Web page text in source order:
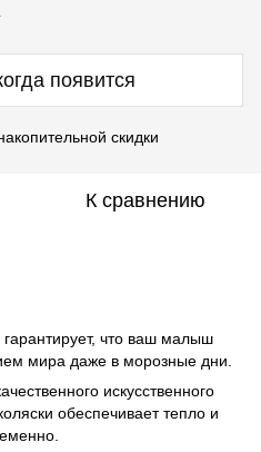
появится
скидки
К сравнению
что ваш малыш
мира даже в морозные дни.
искусственного
обеспечивает тепло и